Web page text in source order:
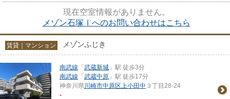
時無料駐車場有（要電話予約...
現在空室情報がありません。
メゾン石塚Ⅰへのお問い合わせはこちら
賃貸｜マンション メゾンふじき
南武線 「武蔵新城 」駅 徒歩3分
南武線 「武蔵中原 」駅 徒歩17分
神奈川県川崎市中原区上小田中 ３丁目28-24
-